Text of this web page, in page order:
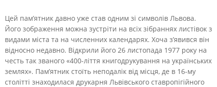
Цей пам’ятник давно уже став одним зі символів Львова.
Його зображення можна зустріти на всіх зібраннях листівок з
видами міста та на численних календарях. Хоча з’явився він
відносно недавно. Відкрили його 26 листопада 1977 року на
честь так званого «400-ліття книгодрукування на українських
землях». Пам’ятник стоїть неподалік від місця, де в 16-му
столітті знаходилася друкарня Львівського ставропігійного